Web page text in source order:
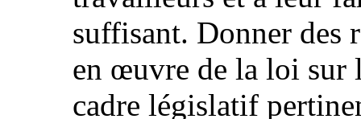
suffisant. Donner des
en œuvre de la loi sur
cadre législatif